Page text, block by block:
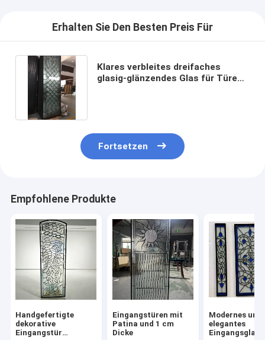
Erhalten Sie Den Besten Preis Für
Klares verbleites dreifaches
glasig-glänzendes Glas für Türen
Fortsetzen
Empfohlene Produkte
Handgefertigte
dekorative
Eingangstür
Eingangstüren mit
Patina und 1 cm
Dicke
Modernes und
elegantes
Eingangsglas